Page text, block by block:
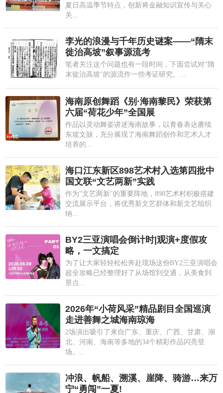
夏日高温季节特点，创新将金融知识宣传与关心
关...
李光的浪漫与千年历史谜案——“隋末
徙治高坡”叙事源流考
笔者关注这个问题也有一段时间，下面尝试对"隋
末徙治高坡"的源流作一些考证研究。...
海南原创舞蹈《别·海南黎民》荣获第
六届“荷花少年”全国展
作品以灵动舞姿讲述海南故事，以青春表达赓续
东坡文脉，充分展现了海南舞蹈创作和艺术人才
培养的...
海口江东新区898艺术村入选第四批中
国文联“文艺两新”实践
作为"文艺两新"的重要阵地，898艺术村积极搭建
交流展示平台，将优秀新文艺群体和新文艺组织
纳...
BY2三亚演唱会倒计时|观演+度假攻
略，一文搞定
为了让大家轻轻松松奔赴现场这份BY2三亚演唱会
超全攻略已经整理好了从场馆到交通，从美食到
景点...
2026年“小荷风采”精品剧目全国巡演
走进善舞之城海南琼海
2场演出吸引了来自广东、重庆、广西、甘肃、湖
北、河南、海南等多地的34个精彩作品闪亮登
场。...
冲浪、帆船、溯溪、崖降、骑游…来万
宁“勇闯”一夏!